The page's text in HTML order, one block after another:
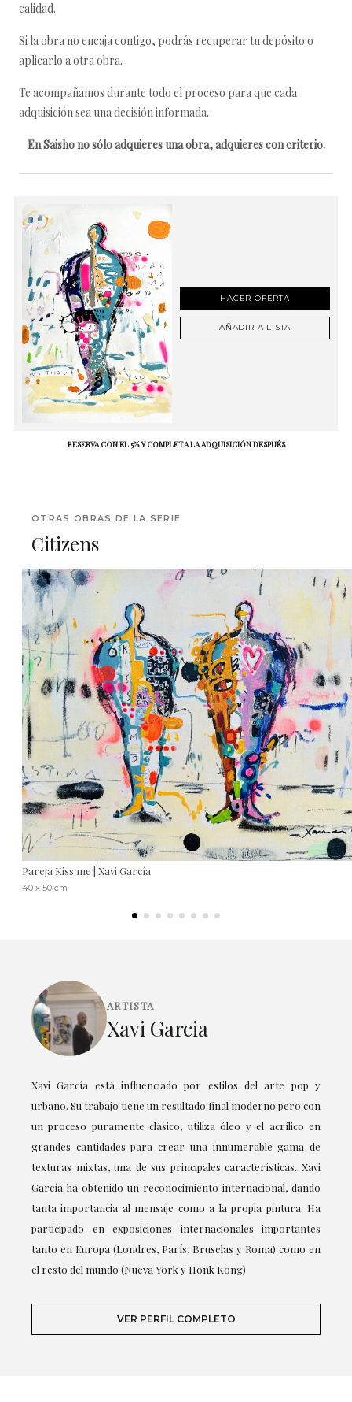
calidad.
Si la obra no encaja contigo, podrás recuperar tu depósito o
aplicarlo a otra obra.
Te acompañamos durante todo el proceso para que cada
adquisición sea una decisión informada.
En Saisho no sólo adquieres una obra, adquieres con criterio.
HACER OFERTA
AÑADIR A LISTA
RESERVA CON EL 5% Y COMPLETA LA ADQUISICIÓN DESPUÉS
OTRAS OBRAS DE LA SERIE
Citizens
Pareja Kiss me | Xavi García
40 x 50 cm
ARTISTA
Xavi Garcia
Xavi García está influenciado por estilos del arte pop y
urbano. Su trabajo tiene un resultado final moderno pero con
un proceso puramente clásico, utiliza óleo y el acrílico en
grandes cantidades para crear una innumerable gama de
texturas mixtas, una de sus principales características. Xavi
García ha obtenido un reconocimiento internacional, dando
tanta importancia al mensaje como a la propia pintura. Ha
participado en exposiciones internacionales importantes
tanto en Europa (Londres, París, Bruselas y Roma) como en
el resto del mundo (Nueva York y Honk Kong)
VER PERFIL COMPLETO